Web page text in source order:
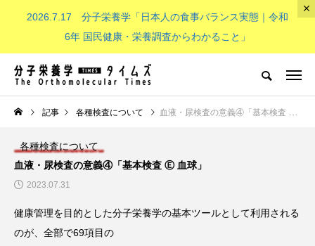
The Orthomolecular Times
分子栄養学とは 子供（成長期）
NEW POST
分子栄養学とは
2026.7.17 分子栄養学「日本人の食事バランス実態｜令和
6年 国民健康・栄養調査からわかること」
記事 各種検査について 血液・尿検査の意義④「基本検査 Ⓔ 血球」
各種検査について
血液・尿検査の意義④「基本検査 Ⓔ 血球」
2023.07.31
健康管理を目的とした分子栄養学の基本ツールとして利用される
のが、全部で69項目の